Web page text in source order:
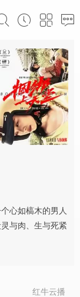
心如槁木的男人
与肉、生与死紧
红牛云播